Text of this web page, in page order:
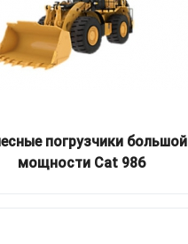
погрузчики большой
мощности Cat 986